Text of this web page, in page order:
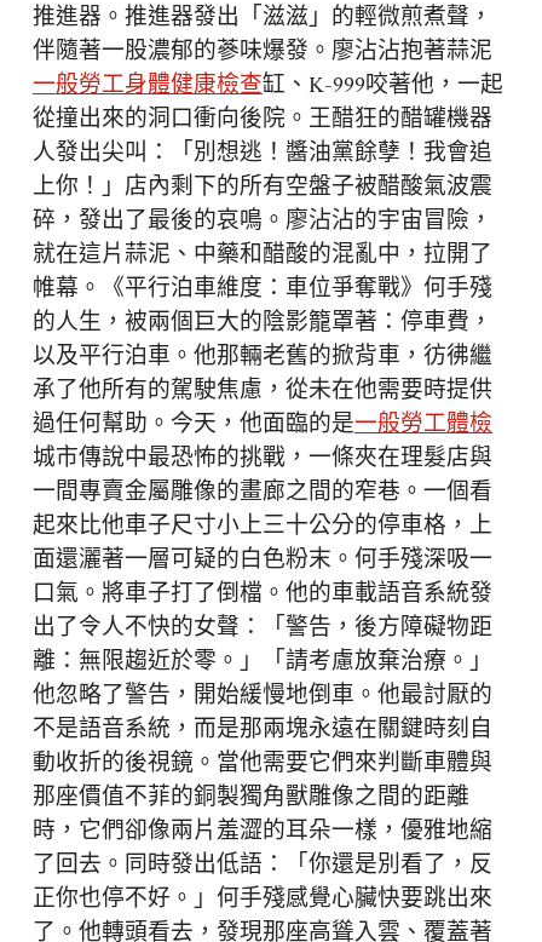
推進器。推進器發出「滋滋」的輕微煎煮聲，
伴隨著一股濃郁的蔘味爆發。廖沾沾抱著蒜泥
一般勞工身體健康檢查缸、K-999咬著他，一起
從撞出來的洞口衝向後院。王醋狂的醋罐機器
人發出尖叫：「別想逃！醬油黨餘孽！我會追
上你！」店內剩下的所有空盤子被醋酸氣波震
碎，發出了最後的哀鳴。廖沾沾的宇宙冒險，
就在這片蒜泥、中藥和醋酸的混亂中，拉開了
帷幕。《平行泊車維度：車位爭奪戰》何手殘
的人生，被兩個巨大的陰影籠罩著：停車費，
以及平行泊車。他那輛老舊的掀背車，彷彿繼
承了他所有的駕駛焦慮，從未在他需要時提供
過任何幫助。今天，他面臨的是一般勞工體檢
城市傳說中最恐怖的挑戰，一條夾在理髮店與
一間專賣金屬雕像的畫廊之間的窄巷。一個看
起來比他車子尺寸小上三十公分的停車格，上
面還灑著一層可疑的白色粉末。何手殘深吸一
口氣。將車子打了倒檔。他的車載語音系統發
出了令人不快的女聲：「警告，後方障礙物距
離：無限趨近於零。」「請考慮放棄治療。」
他忽略了警告，開始緩慢地倒車。他最討厭的
不是語音系統，而是那兩塊永遠在關鍵時刻自
動收折的後視鏡。當他需要它們來判斷車體與
那座價值不菲的銅製獨角獸雕像之間的距離
時，它們卻像兩片羞澀的耳朵一樣，優雅地縮
了回去。同時發出低語：「你還是別看了，反
正你也停不好。」何手殘感覺心臟快要跳出來
了。他轉頭看去，發現那座高聳入雲、覆蓋著